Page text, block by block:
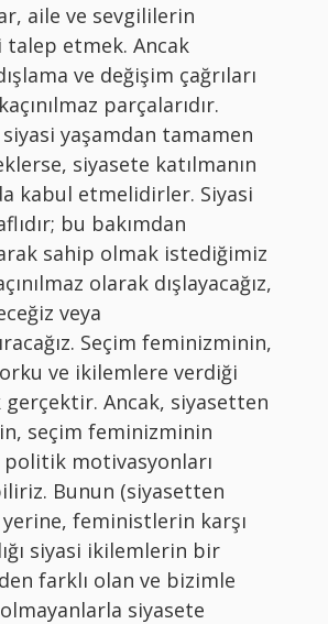
aile ve sevgililerin
talep etmek. Ancak
ve değişim çağrıları
parçalarıdır.
yaşamdan tamamen
siyasete katılmanın
kabul etmelidirler. Siyasi
bu bakımdan
sahip olmak istediğimiz
olarak dışlayacağız,
veya
Seçim feminizminin,
ve ikilemlere verdiği
gerçektir. Ancak, siyasetten
seçim feminizminin
politik motivasyonları
Bunun (siyasetten
feministlerin karşı
siyasi ikilemlerin bir
farklı olan ve bizimle
siyasete